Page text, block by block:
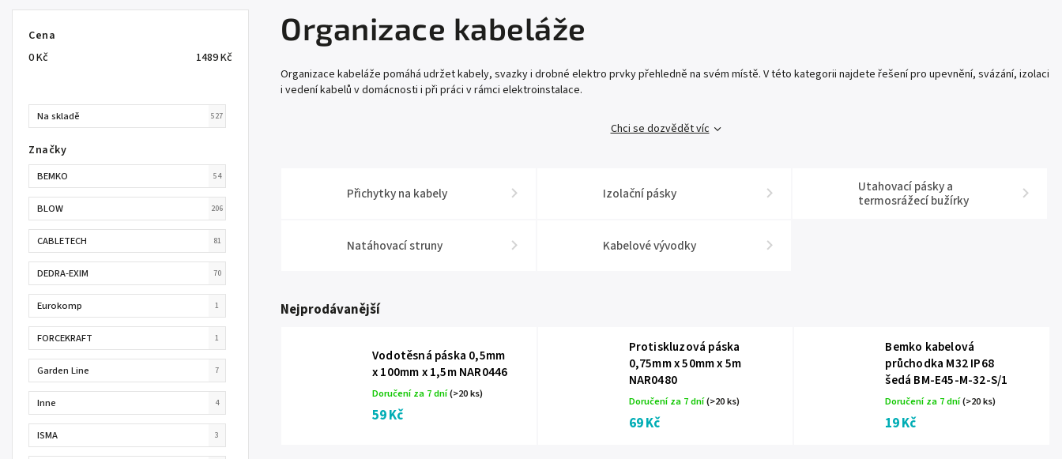
Cena
0Kč 1489Kč
Na skladě 527
Značky
BEMKO 54
BLOW 206
CABLETECH 81
DEDRA-EXIM 70
Eurokomp 1
FORCEKRAFT 1
Garden Line 7
Inne 4
ISMA 3
Organizace kabeláže
Organizace kabeláže pomáhá udržet kabely, svazky i drobné elektro prvky přehledně na svém místě. V této kategorii najdete řešení pro upevnění, svázání, izolaci
i vedení kabelů v domácnosti i při práci v rámci elektroinstalace.
Chci se dozvědět víc
Přichytky na kabely Izolační pásky
Utahovací pásky a
termosrážecí bužírky
Natáhovací struny Kabelové vývodky
Nejprodávanější
Vodotěsná páska 0,5mm
x 100mm x 1,5m NAR0446
Doručení za 7 dní(>20 ks)
59 Kč
Protiskluzová páska
0,75mm x 50mm x 5m
NAR0480
Doručení za 7 dní(>20 ks)
69 Kč
Bemko kabelová
průchodka M32 IP68
šedá BM-E45-M-32-S/1
Doručení za 7 dní(>20 ks)
19 Kč